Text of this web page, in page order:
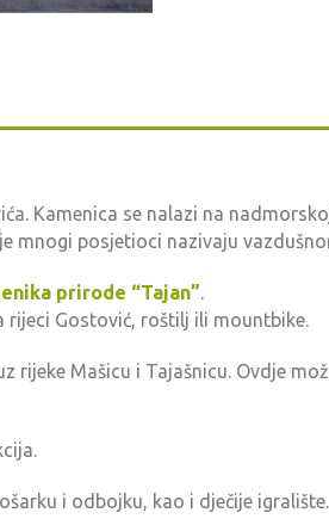
Kamenica se nalazi na
mnogi posjetioci nazivaju
prirode “Tajan”.
rijeci Gostović, roštilj ili mountbike.
rijeke Mašicu i Tajašnicu. Ovdje
i odbojku, kao i dječije igralište.